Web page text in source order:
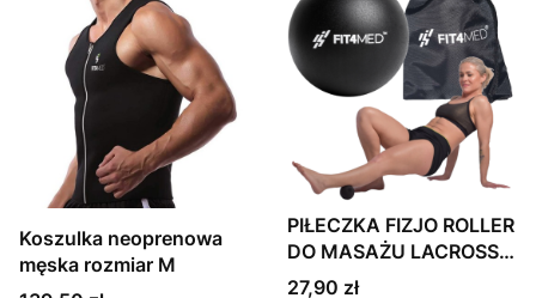
Koszulka neoprenowa
męska rozmiar M
PIŁECZKA FIZJO ROLLER
DO MASAŻU LACROSSE
FIT4MED CZARNA
Cena
27,90 zł